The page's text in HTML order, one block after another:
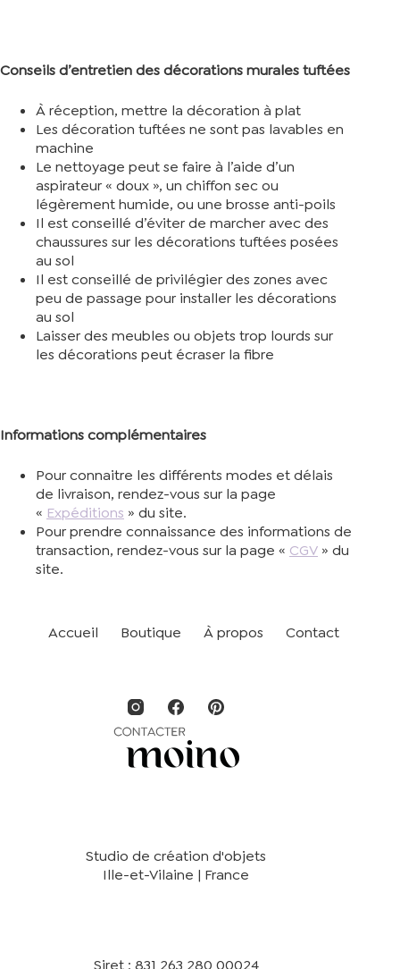
Conseils d’entretien des décorations murales tuftées
À réception, mettre la décoration à plat
Les décoration tuftées ne sont pas lavables en
machine
Le nettoyage peut se faire à l’aide d’un
aspirateur « doux », un chiffon sec ou
légèrement humide, ou une brosse anti-poils
Il est conseillé d’éviter de marcher avec des
chaussures sur les décorations tuftées posées
au sol
Il est conseillé de privilégier des zones avec
peu de passage pour installer les décorations
au sol
Laisser des meubles ou objets trop lourds sur
les décorations peut écraser la fibre
Informations complémentaires
Pour connaitre les différents modes et délais
de livraison, rendez-vous sur la page
« Expéditions » du site.
Pour prendre connaissance des informations de
transaction, rendez-vous sur la page « CGV » du
site.
Accueil Boutique À propos Contact
Studio de création d'objets
Ille-et-Vilaine | France
Siret : 831 263 280 00024